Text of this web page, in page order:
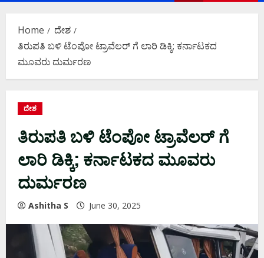
Home
ದೇಶ
ತಿರುಪತಿ ಬಳಿ ಟೆಂಪೋ ಟ್ರಾವೆಲರ್ ಗೆ ಲಾರಿ ಡಿಕ್ಕಿ; ಕರ್ನಾಟಕದ
ಮೂವರು ದುರ್ಮರಣ
ದೇಶ
ತಿರುಪತಿ ಬಳಿ ಟೆಂಪೋ ಟ್ರಾವೆಲರ್ ಗೆ
ಲಾರಿ ಡಿಕ್ಕಿ; ಕರ್ನಾಟಕದ ಮೂವರು
ದುರ್ಮರಣ
Ashitha S June 30, 2025